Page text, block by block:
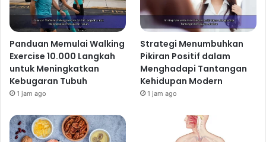
Panduan Memulai Walking
Exercise 10.000 Langkah
untuk Meningkatkan
Kebugaran Tubuh
1 jam ago
Strategi Menumbuhkan
Pikiran Positif dalam
Menghadapi Tantangan
Kehidupan Modern
1 jam ago